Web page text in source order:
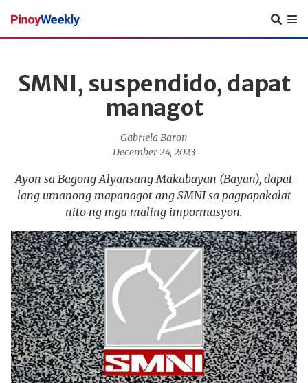
Pinoy
Weekly
SMNI, suspendido, dapat
managot
Gabriela Baron
December 24, 2023
Ayon sa Bagong Alyansang Makabayan (Bayan), dapat
lang umanong mapanagot ang SMNI sa pagpapakalat
nito ng mga maling impormasyon.